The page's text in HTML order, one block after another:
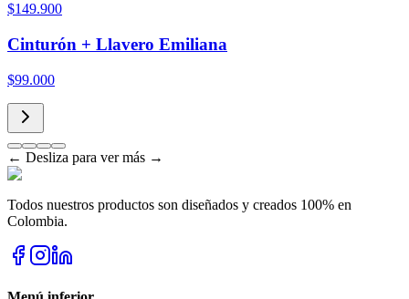
$149.900
Cinturón + Llavero Emiliana
$99.000
← Desliza para ver más →
Todos nuestros productos son diseñados y creados 100% en
Colombia.